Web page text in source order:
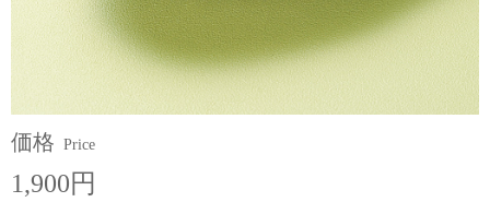
価格 Price
1,900円